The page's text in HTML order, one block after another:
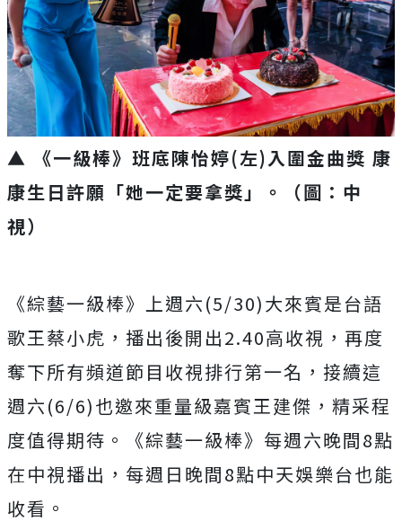
▲ 《一級棒》班底陳怡婷(左)入圍金曲獎 康
康生日許願「她一定要拿獎」。（圖：中
視）
《綜藝一級棒》上週六(5/30)大來賓是台語
歌王蔡小虎， 播出後開出2.40高收視， 再度
奪下所有頻道節目收視排行第一名，接續這
週六(6/6)也邀來重量級嘉賓王建傑，精采程
度值得期待。《綜藝一級棒》 每週六晚間8點
在中視播出，每週日晚間8點中天娛樂台也能
收看。